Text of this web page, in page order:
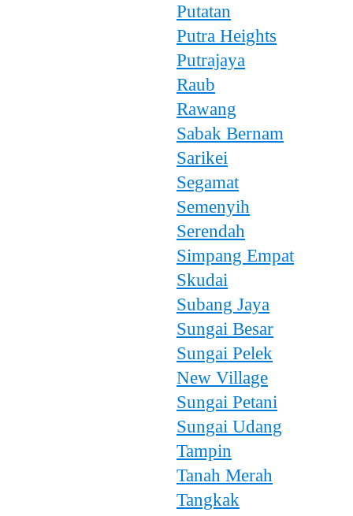
Putatan
Putra Heights
Putrajaya
Raub
Rawang
Sabak Bernam
Sarikei
Segamat
Semenyih
Serendah
Simpang Empat
Skudai
Subang Jaya
Sungai Besar
Sungai Pelek
New Village
Sungai Petani
Sungai Udang
Tampin
Tanah Merah
Tangkak